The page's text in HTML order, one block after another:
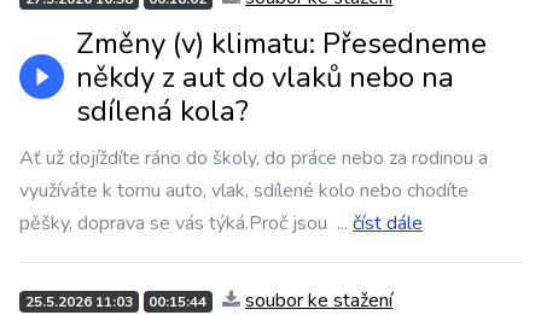
Změny (v) klimatu: Přesedneme
někdy z aut do vlaků nebo na
sdílená kola?
Ať už dojíždíte ráno do školy, do práce nebo za rodinou a
využíváte k tomu auto, vlak, sdílené kolo nebo chodíte
pěšky, doprava se vás týká.Proč jsou ... číst dále
25.5.2026 11:03 00:15:44 soubor ke stažení